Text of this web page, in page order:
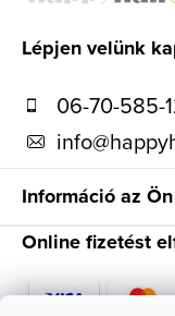
Lépjen velünk
06-70-585-
info@
Információ az
Online fizetést